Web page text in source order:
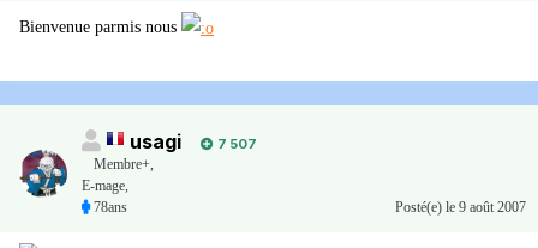
Bienvenue parmis nous
usagi
7 507
Membre+,
E-mage,
78ans
Posté(e) le 9 août 2007